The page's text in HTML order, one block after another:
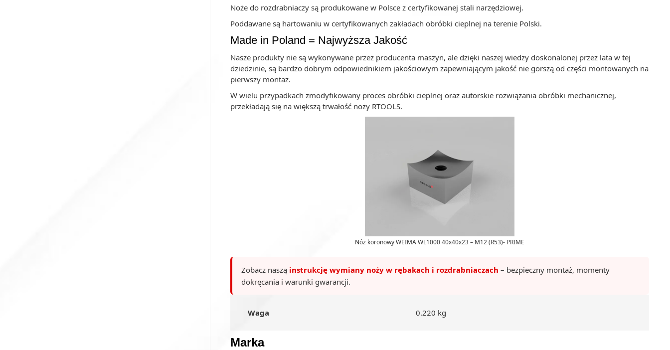
Noże do rozdrabniaczy są produkowane w Polsce z certyfikowanej stali narzędziowej.
Poddawane są hartowaniu w certyfikowanych zakładach obróbki cieplnej na terenie Polski.
Made in Poland = Najwyższa Jakość
Nasze produkty nie są wykonywane przez producenta maszyn, ale dzięki naszej wiedzy doskonalonej przez lata w tej
dziedzinie, są bardzo dobrym odpowiednikiem jakościowym zapewniającym jakość nie gorszą od części montowanych na
pierwszy montaż.
W wielu przypadkach zmodyfikowany proces obróbki cieplnej oraz autorskie rozwiązania obróbki mechanicznej,
przekładają się na większą trwałość noży RTOOLS.
Nóż koronowy WEIMA WL1000 40x40x23 – M12 (R53)- PRIME
Zobacz naszą instrukcję wymiany noży w rębakach i rozdrabniaczach – bezpieczny montaż, momenty
dokręcania i warunki gwarancji.
Waga 0.220 kg
Marka